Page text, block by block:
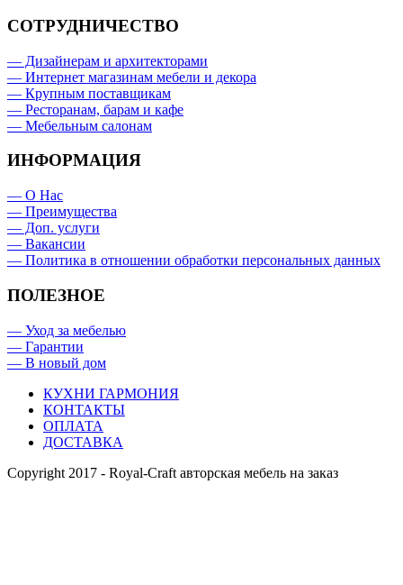
СОТРУДНИЧЕСТВО
— Дизайнерам и архитекторами
— Интернет магазинам мебели и декора
— Крупным поставщикам
— Ресторанам, барам и кафе
— Мебельным салонам
ИНФОРМАЦИЯ
— О Нас
— Преимущества
— Доп. услуги
— Вакансии
— Политика в отношении обработки персональных данных
ПОЛЕЗНОЕ
— Уход за мебелью
— Гарантии
— В новый дом
КУХНИ ГАРМОНИЯ
КОНТАКТЫ
ОПЛАТА
ДОСТАВКА
Copyright 2017 - Royal-Craft авторская мебель на заказ